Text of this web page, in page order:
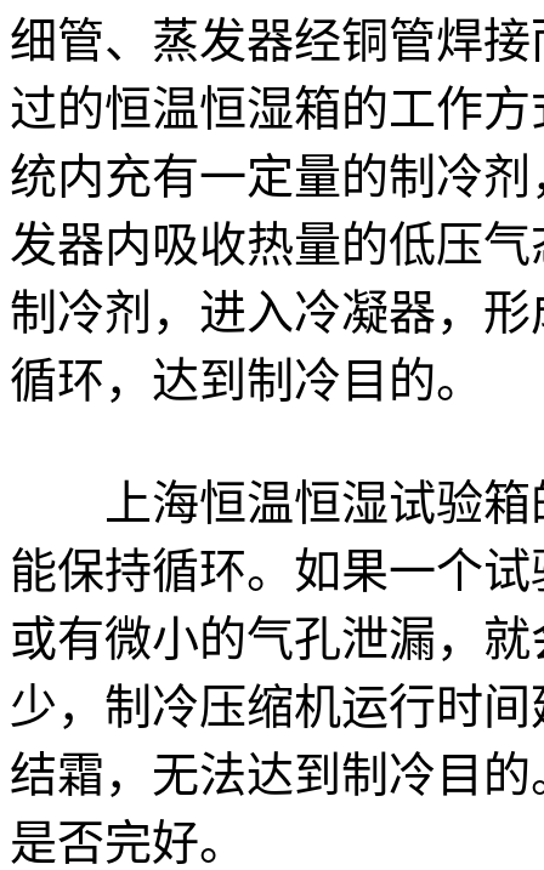
细管、蒸发器经铜管焊
过的恒温恒湿箱的工作
统内充有一定量的制冷
发器内吸收热量的低压
制冷剂，进入冷凝器，
循环，达到制冷目的。
上海恒温恒湿试验箱
能保持循环。如果一个
或有微小的气孔泄漏，
少，制冷压缩机运行时
结霜，无法达到制冷目
是否完好。